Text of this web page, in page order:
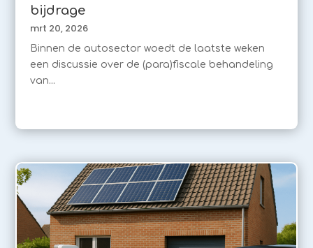
bijdrage
mrt 20, 2026
Binnen de autosector woedt de laatste weken
een discussie over de (para)fiscale behandeling
van...